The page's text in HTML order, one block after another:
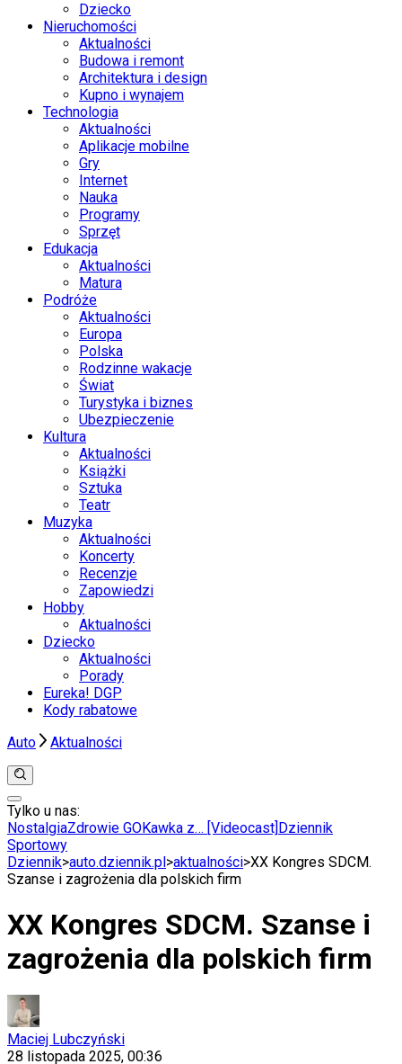
Dziecko
Nieruchomości
Aktualności
Budowa i remont
Architektura i design
Kupno i wynajem
Technologia
Aktualności
Aplikacje mobilne
Gry
Internet
Nauka
Programy
Sprzęt
Edukacja
Aktualności
Matura
Podróże
Aktualności
Europa
Polska
Rodzinne wakacje
Świat
Turystyka i biznes
Ubezpieczenie
Kultura
Aktualności
Książki
Sztuka
Teatr
Muzyka
Aktualności
Koncerty
Recenzje
Zapowiedzi
Hobby
Aktualności
Dziecko
Aktualności
Porady
Eureka! DGP
Kody rabatowe
Auto
Aktualności
Anuluj
Wiadomości
Świat
Polityka
Gospodarka
Aktualności
Emerytury
Twoje finanse
Finanse
Tylko u nas:
NostalgiaZdrowie GOKawka z… [Videocast] Dziennik
Sportowy
Dziennik>auto.dziennik.pl >aktualności>XX Kongres SDCM.
Szanse i zagrożenia dla polskich firm
XX Kongres SDCM. Szanse i
zagrożenia dla polskich firm
Maciej Lubczyński
28 listopada 2025, 00:36